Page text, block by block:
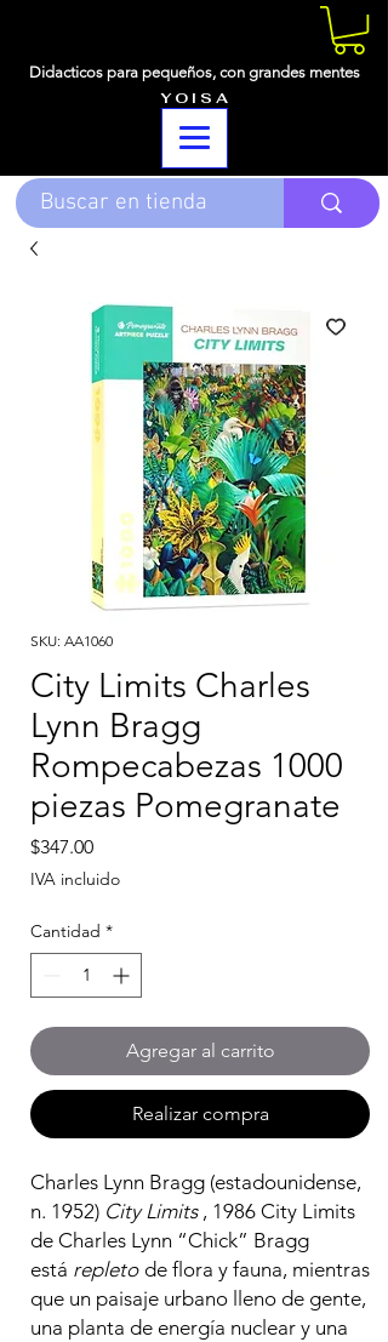
Didacticos para pequeños, con grandes mentes
Y O I S A
SKU: AA1060
City Limits Charles
Lynn Bragg
Rompecabezas 1000
piezas Pomegranate
$347.00Precio
IVA incluido
Cantidad *
Agregar al carrito
Realizar compra
Charles Lynn Bragg (estadounidense,
n. 1952) City Limits, 1986 City Limits
de Charles Lynn “Chick” Bragg
está repleto de flora y fauna, mientras
que un paisaje urbano lleno de gente,
una planta de energía nuclear y una